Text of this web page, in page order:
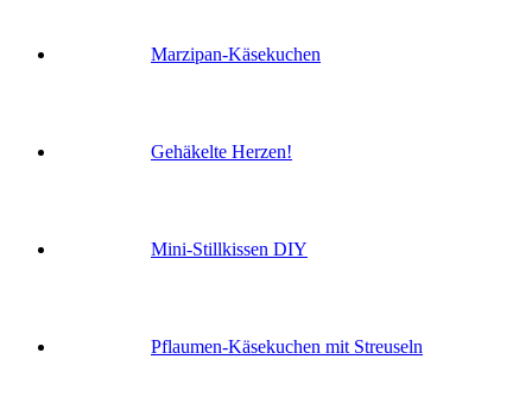
Marzipan-Käsekuchen
Gehäkelte Herzen!
Mini-Stillkissen DIY
Pflaumen-Käsekuchen mit Streuseln